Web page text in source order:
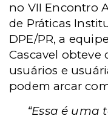
no VII Encontro
de Práticas
DPE/PR, a
Cascavel obteve
usuários e
podem arcar
“Essa é uma